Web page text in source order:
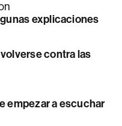
explicaciones
contra las
empezar a escuchar